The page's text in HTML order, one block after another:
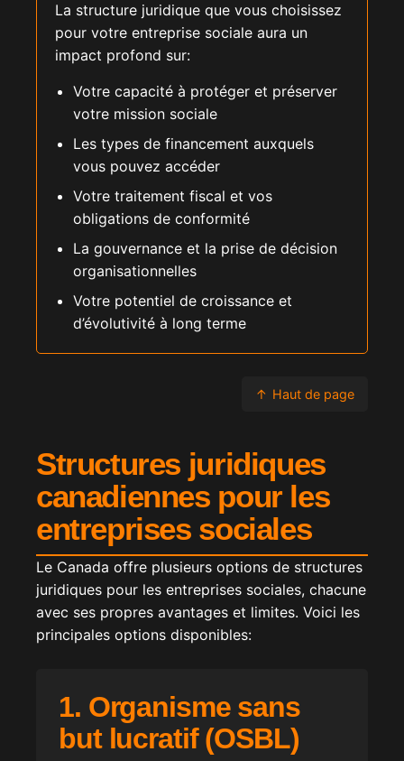
La structure juridique que vous choisissez
pour votre entreprise sociale aura un
impact profond sur:
Votre capacité à protéger et préserver
votre mission sociale
Les types de financement auxquels
vous pouvez accéder
Votre traitement fiscal et vos
obligations de conformité
La gouvernance et la prise de décision
organisationnelles
Votre potentiel de croissance et
d’évolutivité à long terme
↑ Haut de page
Structures juridiques
canadiennes pour les
entreprises sociales
Le Canada offre plusieurs options de structures
juridiques pour les entreprises sociales, chacune
avec ses propres avantages et limites. Voici les
principales options disponibles:
1. Organisme sans
but lucratif (OSBL)